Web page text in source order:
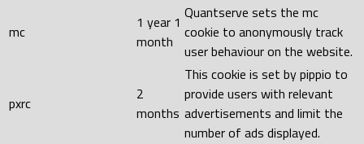
mc
1 year 1
month
Quantserve sets the mc
cookie to anonymously track
user behaviour on the website.
pxrc
2
months
This cookie is set by pippio to
provide users with relevant
advertisements and limit the
number of ads displayed.